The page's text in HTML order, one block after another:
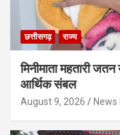
छत्तीसगढ़ राज्य
मिनीमाता महतारी
आर्थिक संबल
August 9, 2026 News